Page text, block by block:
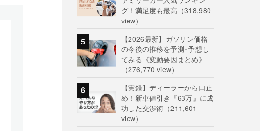
グ！満足度も最高 （318,980
view）
【2026最新】ガソリン価格
の今後の推移を予測･予想し
てみる《変動要因まとめ》
（276,770 view）
【実録】ディーラーから口止
め！新車値引き『63万』に成
功した交渉術（211,601
view）